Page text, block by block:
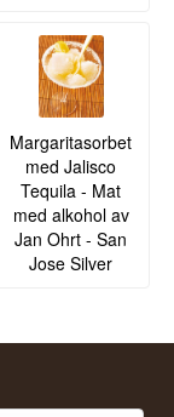
Margaritasorbet
med Jalisco
Tequila - Mat
med alkohol av
Jan Ohrt - San
Jose Silver